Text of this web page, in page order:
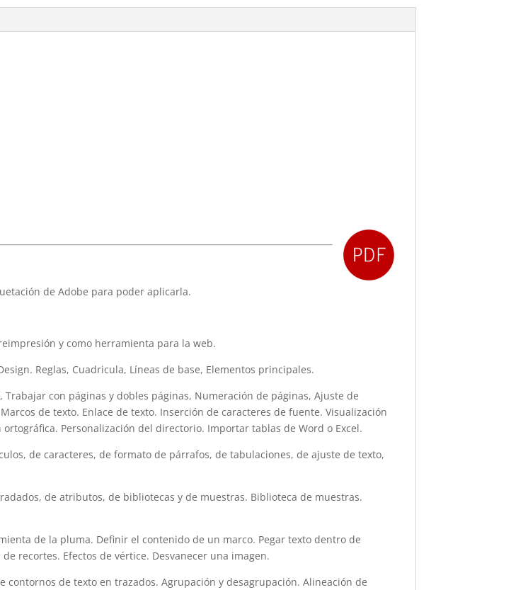
de Adobe para poder aplicarla.
y como herramienta para la web.
Reglas, Cuadricula, Líneas de base, Elementos principales.
Trabajar con páginas y dobles páginas, Numeración de páginas, Ajuste de
de texto. Enlace de texto. Inserción de caracteres de fuente. Visualización
Personalización del directorio. Importar tablas de Word o Excel.
de caracteres, de formato de párrafos, de tabulaciones, de ajuste de texto,
de atributos, de bibliotecas y de muestras. Biblioteca de muestras.
de la pluma. Definir el contenido de un marco. Pegar texto dentro de
recortes. Efectos de vértice. Desvanecer una imagen.
contornos de texto en trazados. Agrupación y desagrupación. Alineación de